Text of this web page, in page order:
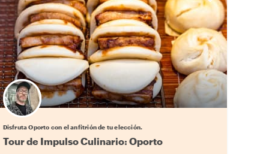
Elige tu local favorito
Disfruta Oporto con el anfitrión de tu elección.
Tour de Impulso Culinario: Oporto